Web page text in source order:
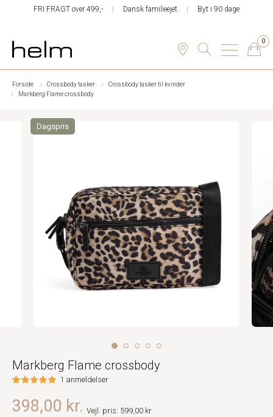
FRI FRAGT over 499,- Dansk familieejet Byt i 90 dage
0
Forside Crossbody tasker
Crossbody tasker til kvinder
Markberg Flame crossbody
Dagspris
Markberg Flame crossbody
1 anmeldelser
398,00 kr. Vejl. pris: 599,00 kr.